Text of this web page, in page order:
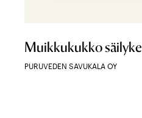
Muikkukukko säilyke
PURUVEDEN SAVUKALA OY